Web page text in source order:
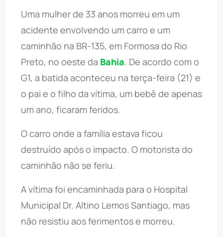
Uma mulher de 33 anos morreu em um
acidente envolvendo um carro e um
caminhão na BR-135, em Formosa do Rio
Preto, no oeste da Bahia. De acordo com o
G1, a batida aconteceu na terça-feira (21) e
o pai e o filho da vítima, um bebê de apenas
um ano, ficaram feridos.
O carro onde a família estava ficou
destruído após o impacto. O motorista do
caminhão não se feriu.
A vítima foi encaminhada para o Hospital
Municipal Dr. Altino Lemos Santiago, mas
não resistiu aos ferimentos e morreu.